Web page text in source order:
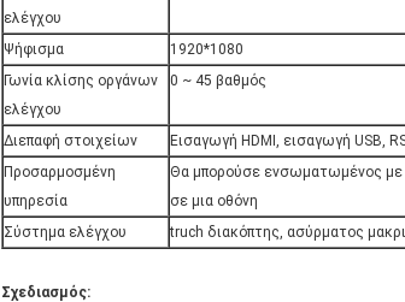
ελέγχου
Ψήφισμα
1920*1080
Γωνία κλίσης οργάνων
ελέγχου
0 ~ 45 βαθμός
Διεπαφή στοιχείων
Εισαγωγή HDMI, εισαγωγή USB,
Προσαρμοσμένη
υπηρεσία
Θα μπορούσε ενσωματωμένος με
σε μια οθόνη
Σύστημα ελέγχου
truch διακόπτης, ασύρματος
Σχεδιασμός: